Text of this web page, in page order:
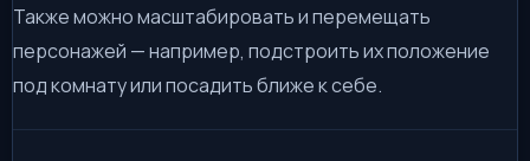
Также можно масштабировать и перемещать
персонажей — например, подстроить их положение
под комнату или посадить ближе к себе.